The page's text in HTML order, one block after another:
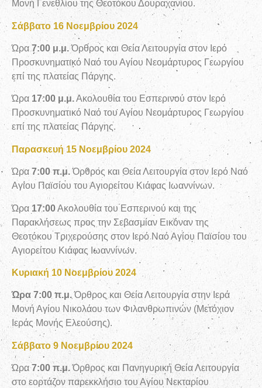
Μονή Γενεθλίου της Θεοτόκου Δουραχανίου.
Σάββατο 16 Νοεμβρίου 2024
Ώρα 7:00 μ.μ.Όρθρος και Θεία Λειτουργία στον Ιερό
Προσκυνηματικό Ναό του Αγίου Νεομάρτυρος Γεωργίου
επί της πλατείας Πάργης.
Ώρα 17:00 μ.μ.Ακολουθία του Εσπερινού στον Ιερό
Προσκυνηματικό Ναό του Αγίου Νεομάρτυρος Γεωργίου
επί της πλατείας Πάργης.
Παρασκευή 15 Νοεμβρίου 2024
Ώρα 7:00 π.μ.Όρθρος και Θεία Λειτουργία στον Ιερό Ναό
Αγίου Παϊσίου του Αγιορείτου Κιάφας Ιωαννίνων.
Ώρα 17:00Ακολουθία του Εσπερινού και της
Παρακλήσεως προς την Σεβασμίαν Εικόναν της
Θεοτόκου Τριχερούσης στον Ιερό Ναό Αγίου Παϊσίου του
Αγιορείτου Κιάφας Ιωαννίνων.
Κυριακή 10 Νοεμβρίου 2024
Ώρα 7:00 π.μ.Όρθρος και Θεία Λειτουργία στην Ιερά
Μονή Αγίου Νικολάου των Φιλανθρωπινών (Μετόχιον
Ιεράς Μονής Ελεούσης).
Σάββατο 9 Νοεμβρίου 2024
Ώρα7:00 π.μ.Όρθρος και Πανηγυρική Θεία Λειτουργία
στο εορτάζον παρεκκλήσιο του Αγίου Νεκταρίου